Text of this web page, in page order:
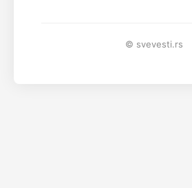
© svevesti.rs